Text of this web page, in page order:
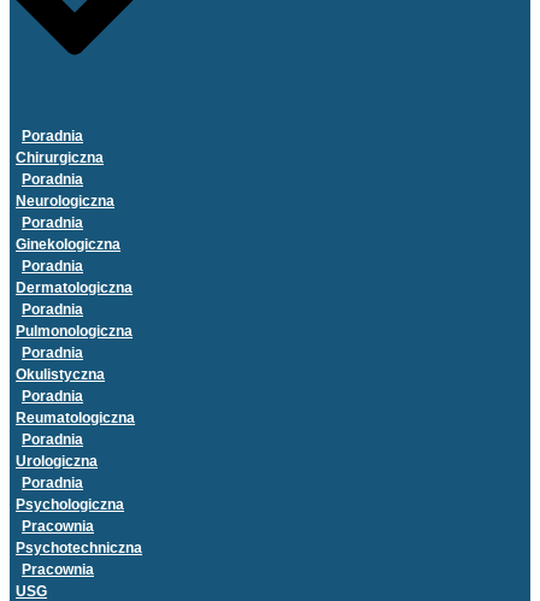
Poradnia
Chirurgiczna
Poradnia
Neurologiczna
Poradnia
Ginekologiczna
Poradnia
Dermatologiczna
Poradnia
Pulmonologiczna
Poradnia
Okulistyczna
Poradnia
Reumatologiczna
Poradnia
Urologiczna
Poradnia
Psychologiczna
Pracownia
Psychotechniczna
Pracownia
USG